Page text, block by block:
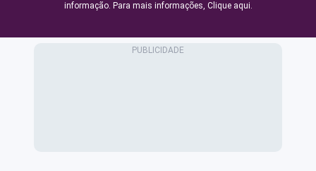
informação. Para mais informações, Clique aqui.